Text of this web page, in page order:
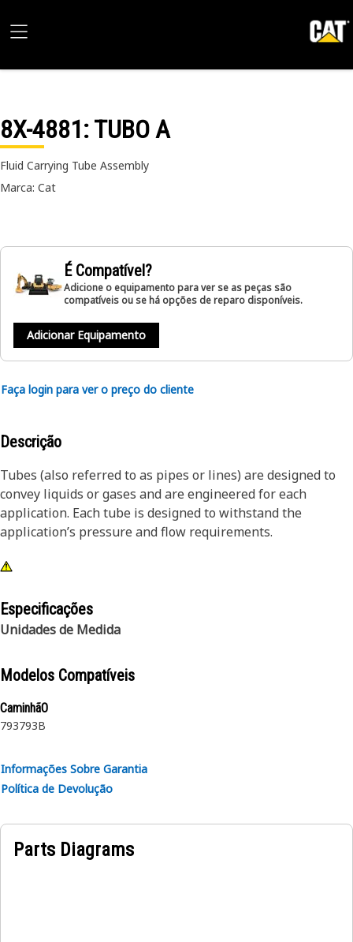
8X-4881: TUBO A
Fluid Carrying Tube Assembly
Marca: Cat
É Compatível?
Adicione o equipamento para ver se as peças são
compatíveis ou se há opções de reparo disponíveis.
Adicionar Equipamento
Faça login para ver o preço do cliente
Descrição
Tubes (also referred to as pipes or lines) are designed to
convey liquids or gases and are engineered for each
application. Each tube is designed to withstand the
application’s pressure and flow requirements.
Especificações
Unidades de Medida
Modelos Compatíveis
CaminhãO
793793B
Informações Sobre Garantia
Política de Devolução
Parts Diagrams